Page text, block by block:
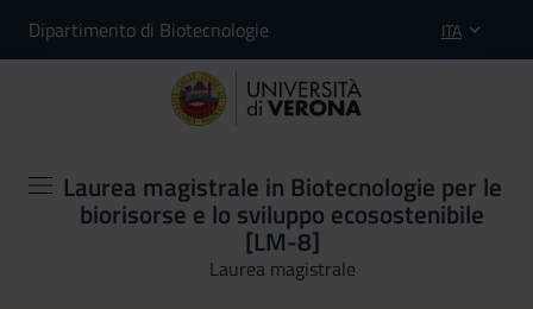
Dipartimento di Biotecnologie ITA
Laurea magistrale in Biotecnologie per le
biorisorse e lo sviluppo ecosostenibile
[LM-8]
Laurea magistrale